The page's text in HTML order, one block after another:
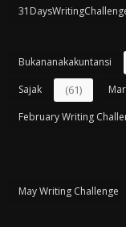
Bukananakakuntansi
Sajak (61)
February Writing
May Writing Challenge